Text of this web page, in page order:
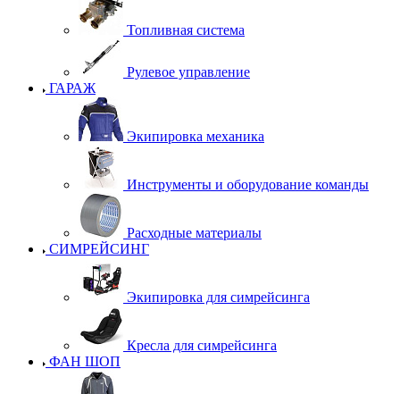
Топливная система
Рулевое управление
ГАРАЖ
Экипировка механика
Инструменты и оборудование команды
Расходные материалы
СИМРЕЙСИНГ
Экипировка для симрейсинга
Кресла для симрейсинга
ФАН ШОП